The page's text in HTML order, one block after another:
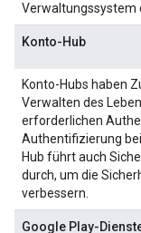
Verwaltungssystem
Konto-Hub
Konto-Hubs haben
Verwalten des
erforderlichen
Authentifizierung
Hub führt auch
durch, um die
verbessern.
Google Play-